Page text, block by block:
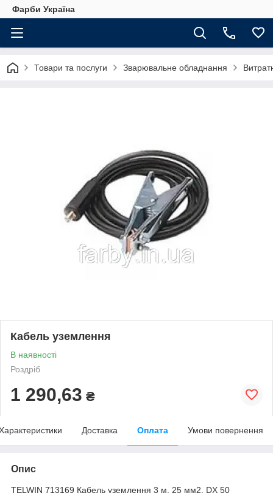
Фарби Україна
Товари та послуги Зварювальне обладнання
Кабель уземлення
В наявності
Роздріб
1 290,63 ₴
Доставка Оплата Умови повернення
Опис
TELWIN 713169 Кабель уземлення 3 м, 25 мм2, DX 50